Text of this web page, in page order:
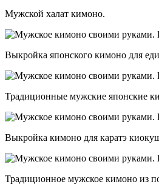
Мужской халат кимоно.
Выкройка японского кимоно для
Традиционные мужские японские
Выкройка кимоно для каратэ
Традиционное мужское кимоно из